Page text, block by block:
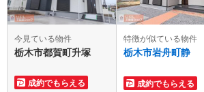
今見ている物件
栃木市都賀町升塚
成約でもらえる
特徴が似ている物件
栃木市岩舟町静
成約でもらえる